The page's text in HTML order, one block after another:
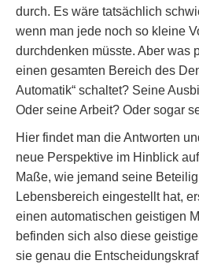
durch. Es wäre tatsächlich
wenn man jede noch so kleine
durchdenken müsste. Aber was
einen gesamten Bereich des
Automatik“ schaltet? Seine
Oder seine Arbeit? Oder sogar
Hier findet man die Antworten
neue Perspektive im Hinblick
Maße, wie jemand seine
Lebensbereich eingestellt hat,
einen automatischen geistigen
befinden sich also diese
sie genau die